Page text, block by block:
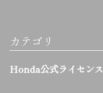
カテゴリ
Honda公式ライセンス